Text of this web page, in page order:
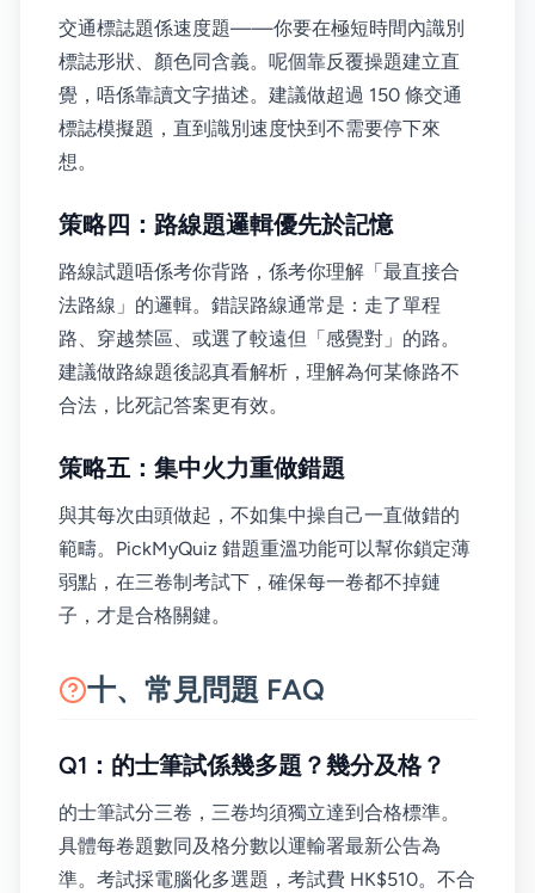
交通標誌題係速度題——你要在極短時間內識別
標誌形狀、顏色同含義。呢個靠反覆操題建立直
覺，唔係靠讀文字描述。建議做超過 150 條交通
標誌模擬題，直到識別速度快到不需要停下來
想。
策略四：路線題邏輯優先於記憶
路線試題唔係考你背路，係考你理解「最直接合
法路線」的邏輯。錯誤路線通常是：走了單程
路、穿越禁區、或選了較遠但「感覺對」的路。
建議做路線題後認真看解析，理解為何某條路不
合法，比死記答案更有效。
策略五：集中火力重做錯題
與其每次由頭做起，不如集中操自己一直做錯的
範疇。PickMyQuiz 錯題重溫功能可以幫你鎖定薄
弱點，在三卷制考試下，確保每一卷都不掉鏈
子，才是合格關鍵。
十、常見問題 FAQ
Q1：的士筆試係幾多題？幾分及格？
的士筆試分三卷，三卷均須獨立達到合格標準。
具體每卷題數同及格分數以運輸署最新公告為
準。考試採電腦化多選題，考試費 HK$510。不合